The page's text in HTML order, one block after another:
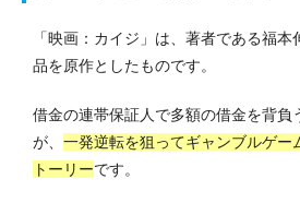
「映画：カイジ」は、著者である福
品を原作としたものです。
借金の連帯保証人で多額の借金を背負
が、 一発逆転を狙ってギャンブルゲー
トーリーです。